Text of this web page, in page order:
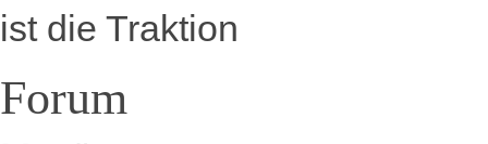
ist die Traktion
Forum